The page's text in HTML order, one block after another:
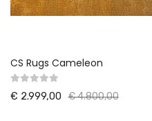
CS Rugs Cameleon
€ 2.999,00 € 4.800,00